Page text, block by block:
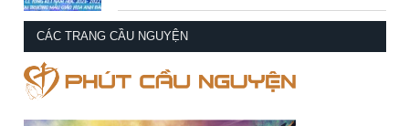
CÁC TRANG CẦU NGUYỆN